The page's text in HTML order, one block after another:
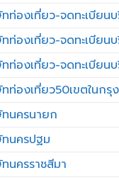
ท่องเที่ยว-จดทะเบียน
ท่องเที่ยว-จดทะเบียน
ท่องเที่ยว-จดทะเบียน
ท่องเที่ยว50เขตในกรุ
นครนายก
นครปฐม
นครราชสีมา